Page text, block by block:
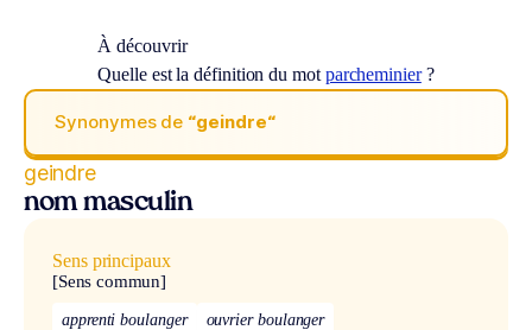
À découvrir
Quelle est la définition du mot parcheminier?
Synonymes de “geindre“
geindre
nom masculin
Sens principaux
[Sens commun]
apprenti boulanger ouvrier boulanger